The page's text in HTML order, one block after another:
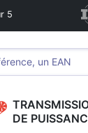
5
DE